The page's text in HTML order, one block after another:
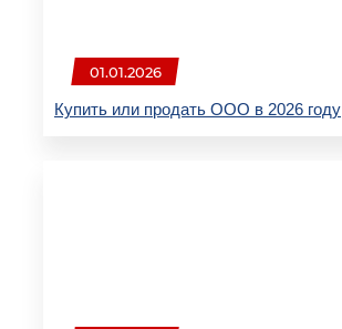
01.01.2026
Купить или продать ООО в 2026 году